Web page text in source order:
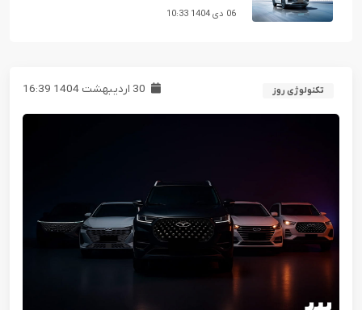
06 دی 1404 10:33
تکنولوژی روز